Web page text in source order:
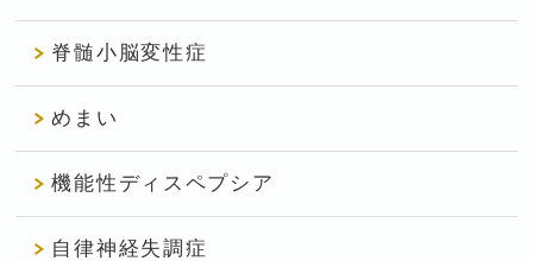
脊髄小脳変性症
めまい
機能性ディスペプシア
自律神経失調症